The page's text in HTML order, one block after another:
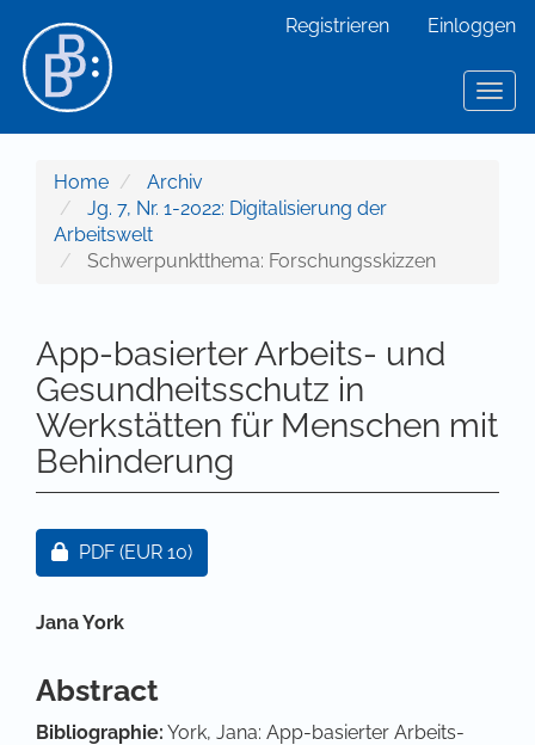
Hauptinhalt
Sidebar
Registrieren Einloggen
Home
Archiv
Jg. 7, Nr. 1-2022: Digitalisierung der
Arbeitswelt
Schwerpunktthema: Forschungsskizzen
App-basierter Arbeits- und
Gesundheitsschutz in
Werkstätten für Menschen mit
Behinderung
Artikel-Sidebar
Zugang für Abonnent/innen oder durch Zahlung
PDF (EUR 10)
Hauptsächlicher Artikelinhalt
Jana York
Abstract
Bibliographie: York, Jana: App-basierter Arbeits-